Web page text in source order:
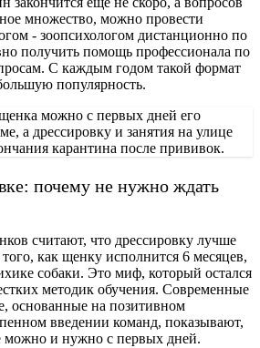
множество, можно провести
- зоопсихологом дистанционно по
получить помощь профессионала по
С каждым годом такой формат
популярность.
можно с первых дней его
а дрессировку и занятия на улице
карантина после прививок.
почему не нужно ждать
считают, что дрессировку лучше
как щенку исполнится 6 месяцев,
собаки. Это миф, который остался
методик обучения. Современные
основанные на позитивном
введении команд, показывают,
можно и нужно с первых дней.